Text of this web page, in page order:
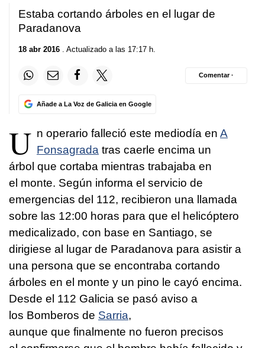
Estaba cortando árboles en el lugar de
Paradanova
18 abr 2016 . Actualizado a las 17:17 h.
Añade a La Voz de Galicia en Google
Comentar ·
U n operario falleció este mediodía en A
Fonsagrada tras caerle encima un
árbol que cortaba mientras trabajaba en
el monte. Según informa el servicio de
emergencias del 112, recibieron una llamada
sobre las 12:00 horas para que el helicóptero
medicalizado, con base en Santiago, se
dirigiese al lugar de Paradanova para asistir a
una persona que se encontraba cortando
árboles en el monte y un pino le cayó encima.
Desde el 112 Galicia se pasó aviso a
los Bomberos de Sarria,
aunque que finalmente no fueron precisos